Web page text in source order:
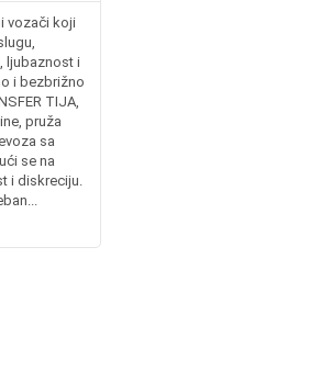
vozači koji
ljubaznost i
i bezbrižno
TIJA,
pruža
sa
se na
i diskreciju.